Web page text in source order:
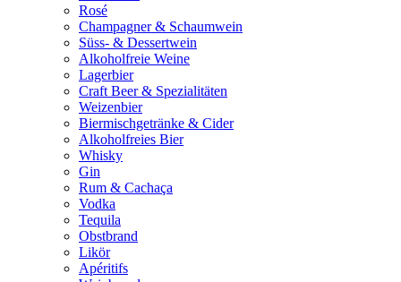
Rosé
Champagner & Schaumwein
Süss- & Dessertwein
Alkoholfreie Weine
Lagerbier
Craft Beer & Spezialitäten
Weizenbier
Biermischgetränke & Cider
Alkoholfreies Bier
Whisky
Gin
Rum & Cachaça
Vodka
Tequila
Obstbrand
Likör
Apéritifs